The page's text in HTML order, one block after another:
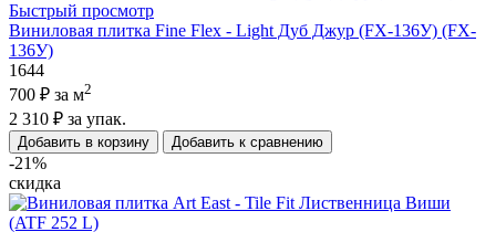
Быстрый просмотр
Виниловая плитка Fine Flex - Light Дуб Джур (FX-136У) (FX-
136У)
1644
700 ₽ за м2
2 310 ₽ за упак.
Добавить в корзину Добавить к сравнению
-21%
скидка